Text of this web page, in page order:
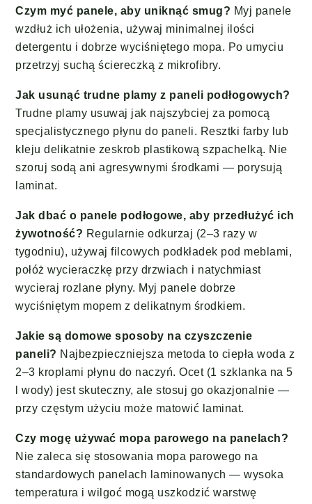
Czym myć panele, aby uniknąć smug? Myj panele
wzdłuż ich ułożenia, używaj minimalnej ilości
detergentu i dobrze wyciśniętego mopa. Po umyciu
przetrzyj suchą ściereczką z mikrofibry.
Jak usunąć trudne plamy z paneli podłogowych?
Trudne plamy usuwaj jak najszybciej za pomocą
specjalistycznego płynu do paneli. Resztki farby lub
kleju delikatnie zeskrob plastikową szpachelką. Nie
szoruj sodą ani agresywnymi środkami — porysują
laminat.
Jak dbać o panele podłogowe, aby przedłużyć ich
żywotność? Regularnie odkurzaj (2–3 razy w
tygodniu), używaj filcowych podkładek pod meblami,
połóż wycieraczkę przy drzwiach i natychmiast
wycieraj rozlane płyny. Myj panele dobrze
wyciśniętym mopem z delikatnym środkiem.
Jakie są domowe sposoby na czyszczenie
paneli? Najbezpieczniejsza metoda to ciepła woda z
2–3 kroplami płynu do naczyń. Ocet (1 szklanka na 5
l wody) jest skuteczny, ale stosuj go okazjonalnie —
przy częstym użyciu może matowić laminat.
Czy mogę używać mopa parowego na panelach?
Nie zaleca się stosowania mopa parowego na
standardowych panelach laminowanych — wysoka
temperatura i wilgoć mogą uszkodzić warstwę